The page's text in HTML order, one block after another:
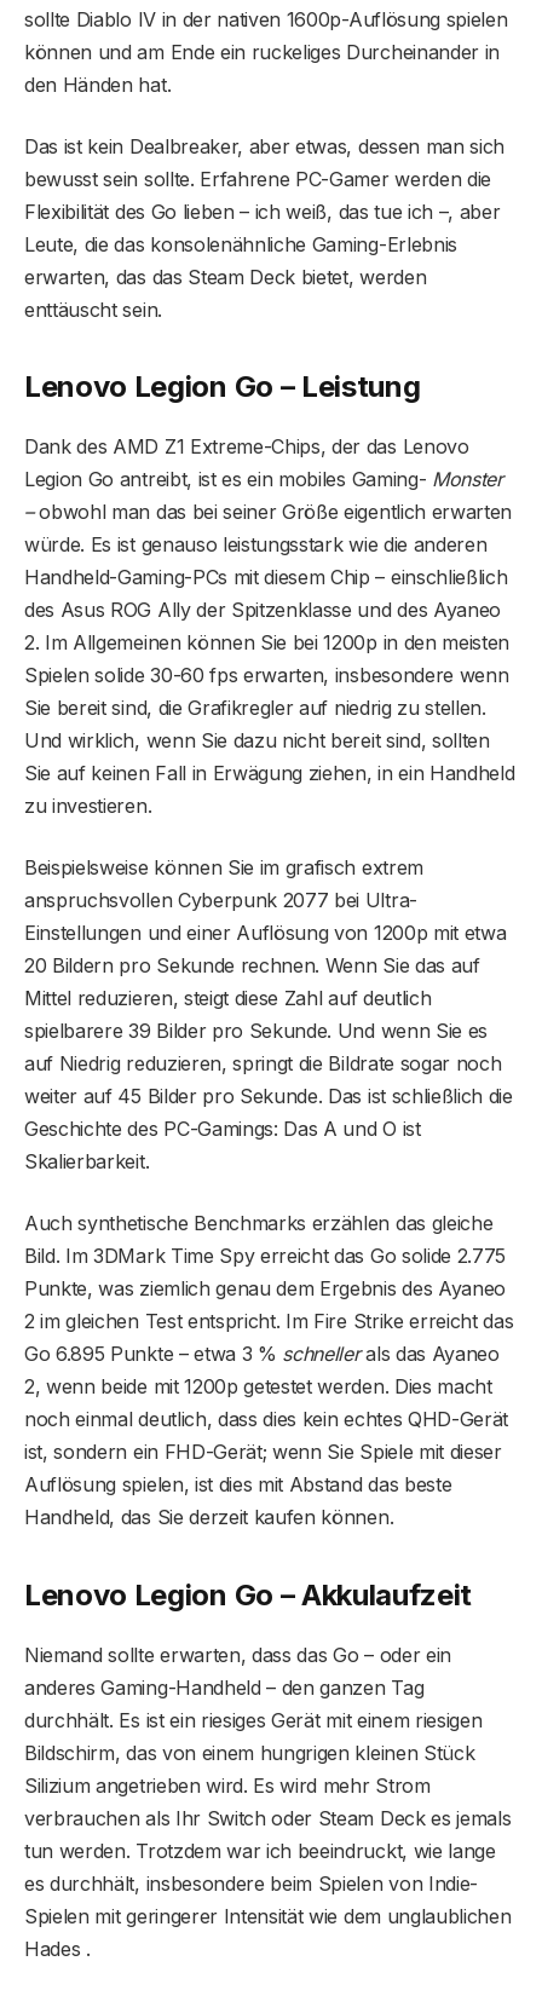
sollte Diablo IV in der nativen 1600p-Auflösung spielen
können und am Ende ein ruckeliges Durcheinander in
den Händen hat.
Das ist kein Dealbreaker, aber etwas, dessen man sich
bewusst sein sollte. Erfahrene PC-Gamer werden die
Flexibilität des Go lieben – ich weiß, das tue ich –, aber
Leute, die das konsolenähnliche Gaming-Erlebnis
erwarten, das das Steam Deck bietet, werden
enttäuscht sein.
Lenovo Legion Go – Leistung
Dank des AMD Z1 Extreme-Chips, der das Lenovo
Legion Go antreibt, ist es ein mobiles Gaming- Monster
–obwohl man das bei seiner Größe eigentlich erwarten
würde. Es ist genauso leistungsstark wie die anderen
Handheld-Gaming-PCs mit diesem Chip – einschließlich
des Asus ROG Ally der Spitzenklasse und des Ayaneo
2. Im Allgemeinen können Sie bei 1200p in den meisten
Spielen solide 30-60 fps erwarten, insbesondere wenn
Sie bereit sind, die Grafikregler auf niedrig zu stellen.
Und wirklich, wenn Sie dazu nicht bereit sind, sollten
Sie auf keinen Fall in Erwägung ziehen, in ein Handheld
zu investieren.
Beispielsweise können Sie im grafisch extrem
anspruchsvollen Cyberpunk 2077 bei Ultra-
Einstellungen und einer Auflösung von 1200p mit etwa
20 Bildern pro Sekunde rechnen. Wenn Sie das auf
Mittel reduzieren, steigt diese Zahl auf deutlich
spielbarere 39 Bilder pro Sekunde. Und wenn Sie es
auf Niedrig reduzieren, springt die Bildrate sogar noch
weiter auf 45 Bilder pro Sekunde. Das ist schließlich die
Geschichte des PC-Gamings: Das A und O ist
Skalierbarkeit.
Auch synthetische Benchmarks erzählen das gleiche
Bild. Im 3DMark Time Spy erreicht das Go solide 2.775
Punkte, was ziemlich genau dem Ergebnis des Ayaneo
2 im gleichen Test entspricht. Im Fire Strike erreicht das
Go 6.895 Punkte – etwa 3 % schnellerals das Ayaneo
2, wenn beide mit 1200p getestet werden. Dies macht
noch einmal deutlich, dass dies kein echtes QHD-Gerät
ist, sondern ein FHD-Gerät; wenn Sie Spiele mit dieser
Auflösung spielen, ist dies mit Abstand das beste
Handheld, das Sie derzeit kaufen können.
Lenovo Legion Go – Akkulaufzeit
Niemand sollte erwarten, dass das Go – oder ein
anderes Gaming-Handheld – den ganzen Tag
durchhält. Es ist ein riesiges Gerät mit einem riesigen
Bildschirm, das von einem hungrigen kleinen Stück
Silizium angetrieben wird. Es wird mehr Strom
verbrauchen als Ihr Switch oder Steam Deck es jemals
tun werden. Trotzdem war ich beeindruckt, wie lange
es durchhält, insbesondere beim Spielen von Indie-
Spielen mit geringerer Intensität wie dem unglaublichen
Hades .